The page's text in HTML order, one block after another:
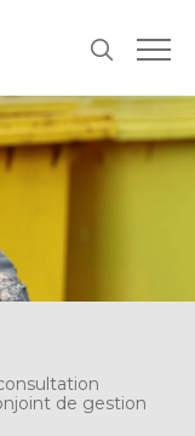
de gestion